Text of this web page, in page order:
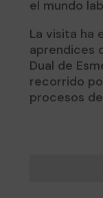
el mundo
La visita ha
aprendices
Dual de
recorrido
procesos